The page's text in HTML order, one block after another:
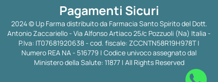
Pagamenti Sicuri
2024 © Up Farma distribuito da Farmacia Santo Spirito del Dott.
Antonio Zaccariello - Via Alfonso Artiaco 25/c Pozzuoli (Na) Italia -
P.Iva: IT07681920638 - cod. fiscale: ZCCNTN58R19H978T |
Numero REA NA - 516779 | Codice univoco assegnato dal
Ministero della Salute: 11877 | All Rights Reserved